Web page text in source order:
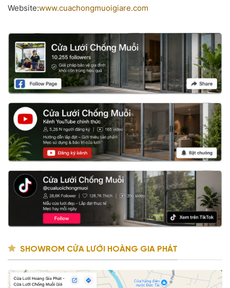
Website:www.cuachongmuoigiare.com
SHOWROM CỬA LƯỚI HOÀNG GIA PHÁT